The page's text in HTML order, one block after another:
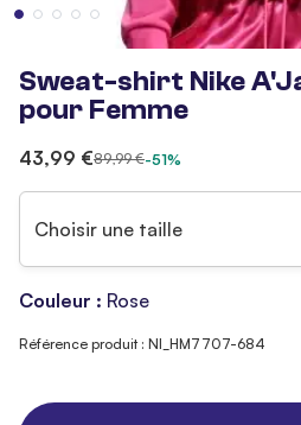
Sweat-shirt Nike
pour Femme
43,99 €89,99 €-51%
Choisir une taille
Couleur : Rose
Référence produit : NI_HM7707-684